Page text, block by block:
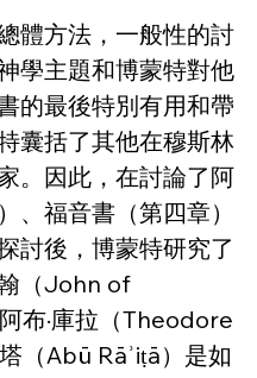
體方法，一般性的討
學主題和博蒙特對他
的最後特別有用和帶
囊括了其他在穆斯林
。因此，在討論了阿
、福音書（第四章）
討後，博蒙特研究了
（John of
布·庫拉（Theodore
（Abū Rāʾiṭā）是如